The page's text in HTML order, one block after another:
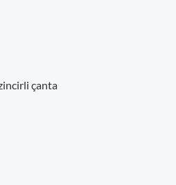
çanta